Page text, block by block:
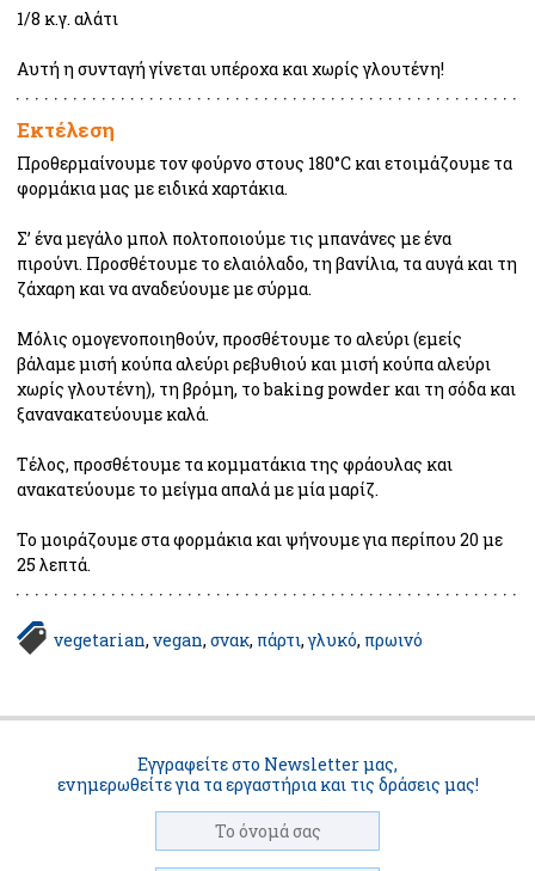
1/8 κ.γ. αλάτι
Αυτή η συνταγή γίνεται υπέροχα και χωρίς γλουτένη!
Εκτέλεση
Προθερμαίνουμε τον φούρνο στους 180°C και ετοιμάζουμε τα
φορμάκια μας με ειδικά χαρτάκια.
Σ’ ένα μεγάλο μπολ πολτοποιούμε τις μπανάνες με ένα
πιρούνι. Προσθέτουμε το ελαιόλαδο, τη βανίλια, τα αυγά και τη
ζάχαρη και να αναδεύουμε με σύρμα.
Μόλις ομογενοποιηθούν, προσθέτουμε το αλεύρι (εμείς
βάλαμε μισή κούπα αλεύρι ρεβυθιού και μισή κούπα αλεύρι
χωρίς γλουτένη), τη βρόμη, το baking powder και τη σόδα και
ξανανακατεύουμε καλά.
Τέλος, προσθέτουμε τα κομματάκια της φράουλας και
ανακατεύουμε το μείγμα απαλά με μία μαρίζ.
Το μοιράζουμε στα φορμάκια και ψήνουμε για περίπου 20 με
25 λεπτά.
vegetarian vegan σνακ πάρτι γλυκό πρωινό
Εγγραφείτε στο Newsletter μας,
ενημερωθείτε για τα εργαστήρια και τις δράσεις μας!